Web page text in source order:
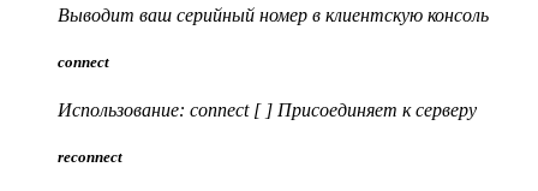
Выводит ваш серийный номер в клиентскую консоль
connect
Использование: connect [ ] Присоединяет к серверу
reconnect